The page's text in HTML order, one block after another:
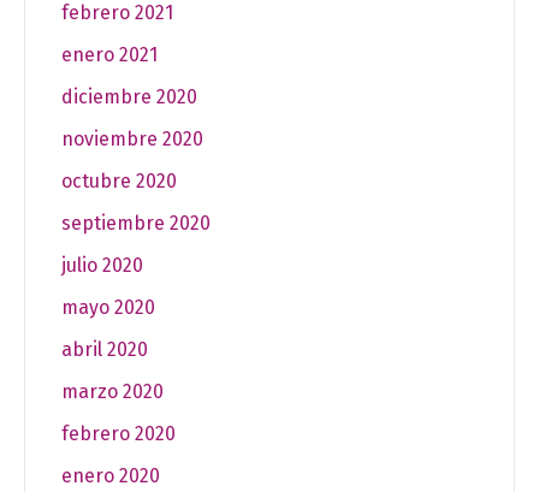
febrero 2021
enero 2021
diciembre 2020
noviembre 2020
octubre 2020
septiembre 2020
julio 2020
mayo 2020
abril 2020
marzo 2020
febrero 2020
enero 2020